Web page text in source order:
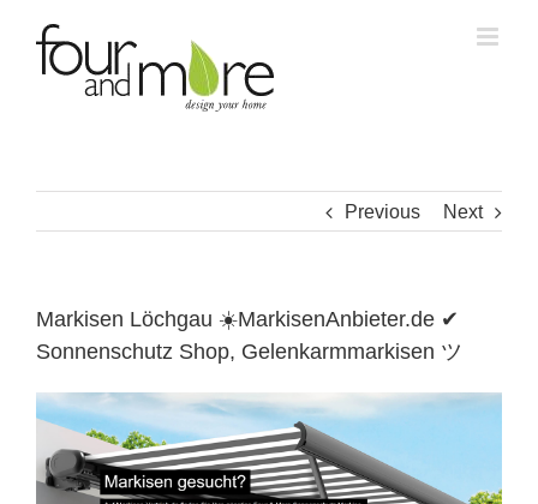
content
Previous Next
Markisen Löchgau ☀️MarkisenAnbieter.de ✔
Sonnenschutz Shop, Gelenkarmmarkisen ツ